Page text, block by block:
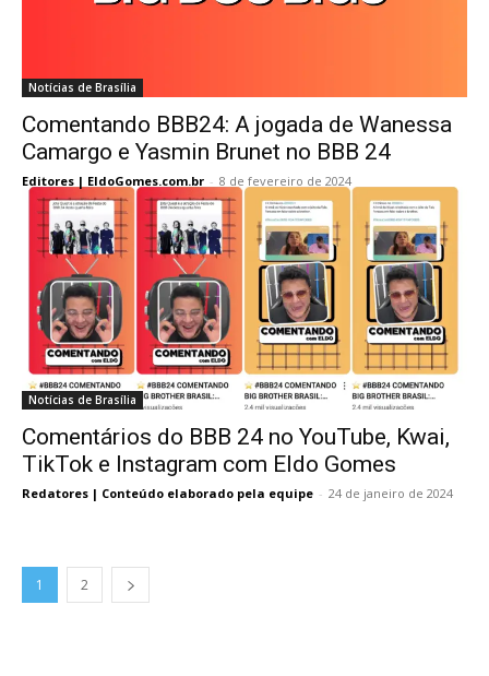
Notícias de Brasília
Comentando BBB24: A jogada de Wanessa
Camargo e Yasmin Brunet no BBB 24
Editores | EldoGomes.com.br - 8 de fevereiro de 2024
Notícias de Brasília
Comentários do BBB 24 no YouTube, Kwai,
TikTok e Instagram com Eldo Gomes
Redatores | Conteúdo elaborado pela equipe - 24 de janeiro de 2024
1 2